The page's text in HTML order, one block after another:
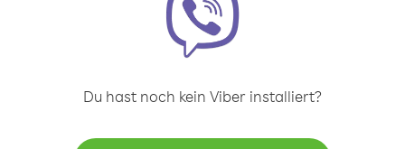
Du hast noch kein Viber installiert?